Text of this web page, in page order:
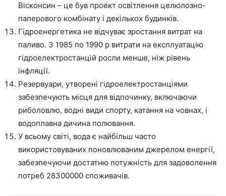
Вісконсин – це був проект освітлення целюлозно-
паперового комбінату і декількох будинків.
Гідроенергетика не відчуває зростання витрат на
паливо. З 1985 по 1990 р витрати на експлуатацію
гідроелектростанцій росли менше, ніж рівень
інфляції.
Резервуари, утворені гідроелектростанціями
забезпечують місця для відпочинку, включаючи
риболовлю, водні види спорту, катання на човнах, і
водоплавна дичина полювання.
У всьому світі, вода є найбільш часто
використовуваних поновлюваним джерелом енергії,
забезпечуючи достатню потужність для задоволення
потреб 28300000 споживачів.